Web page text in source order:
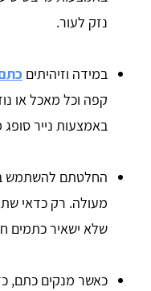
נזק לעור.
במידה וזיהיתים
קפה וכל מאכל או
באמצעות נייר
החלטתם להשתמש
מעולה. רק כדאי
שלא ישאיר כתמים
כאשר מנקים כתם,